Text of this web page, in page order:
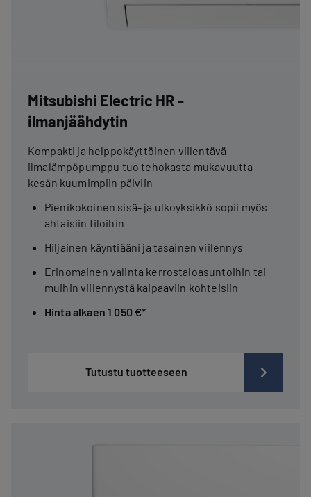
Mitsubishi Electric HR -
ilmanjäähdytin
Kompakti ja helppokäyttöinen viilentävä
ilmalämpöpumppu tuo tehokasta mukavuutta
kesän kuumimpiin päiviin
Pienikokoinen sisä- ja ulkoyksikkö sopii myös
ahtaisiin tiloihin
Hiljainen käyntiääni ja tasainen viilennys
Erinomainen valinta kerrostaloasuntoihin tai
muihin viilennystä kaipaaviin kohteisiin
Hinta alkaen 1 050 €*
Tutustu tuotteeseen